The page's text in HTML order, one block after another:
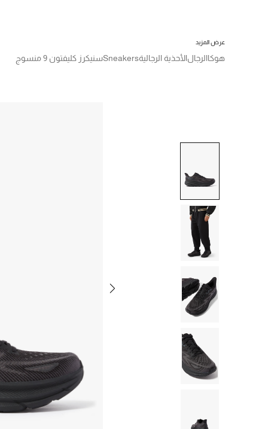
عرض المزيد
هوكاالرجالالأحذية الرجاليةSneakersسنيكرز كليفتون 9 منسوج